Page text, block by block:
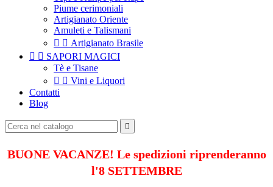
Piume cerimoniali
Artigianato Oriente
Amuleti e Talismani
  Artigianato Brasile
  SAPORI MAGICI
Tè e Tisane
  Vini e Liquori
Contatti
Blog

BUONE VACANZE! Le spedizioni riprenderanno
l'8 SETTEMBRE